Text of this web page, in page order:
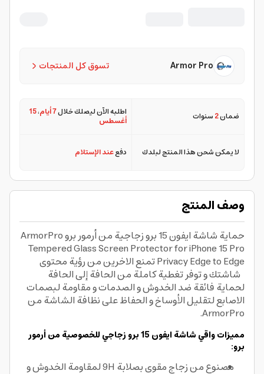
تسوق كل المنتجات Armor Pro
ضمان2سنوات اطلبه الآن ليصلك خلال7 أيام ،15
أغسطس
لا يمكن شحن هذا المنتج لبلدك دفععند الإستلام
وصف المنتج
حماية شاشة ايفون 15 برو زجاجية من أرمور برو ArmorPro
Tempered Glass Screen Protector for iPhone 15 Pro
Privacy Edge to Edge تمنع الاخرين من رؤية محتوى
شاشتك و توفر تغطية كاملة من الحافة إلى الحافة
لحماية فائقة ضد الخدوش و الصدمات و مقاومة لبصمات
الاصابع لتقليل الأوساخ و الحفاظ على نظافة الشاشة من
ArmorPro.
مميزات واقي شاشة ايفون 15 برو زجاجي للخصوصية من أرمور
برو:
مصنوع من زجاج مقوى بصلابة 9H لمقاومة الخدوش و